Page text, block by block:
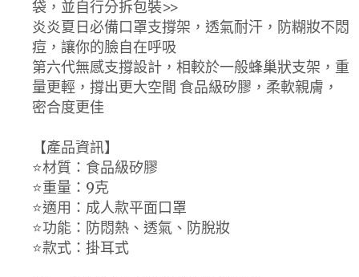
袋，並自行分拆包裝>>
炎炎夏日必備口罩支撐架，透氣耐汗，防糊妝不悶
痘，讓你的臉自在呼吸
第六代無感支撐設計，相較於一般蜂巢狀支架，重
量更輕，撐出更大空間 食品級矽膠，柔軟親膚，
密合度更佳
【產品資訊】
⭐材質：食品級矽膠
⭐重量：9克
⭐適用：成人款平面口罩
⭐功能：防悶熱、透氣、防脫妝
⭐款式：掛耳式